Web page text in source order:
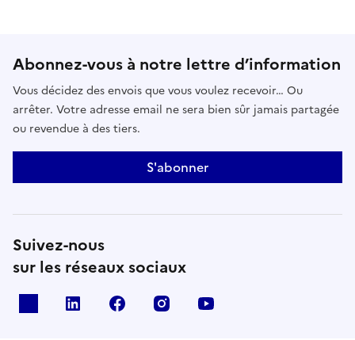
Abonnez-vous à notre lettre d’information
Vous décidez des envois que vous voulez recevoir… Ou
arrêter. Votre adresse email ne sera bien sûr jamais partagée
ou revendue à des tiers.
S'abonner
Suivez-nous
sur les réseaux sociaux
linkedin facebook instagram